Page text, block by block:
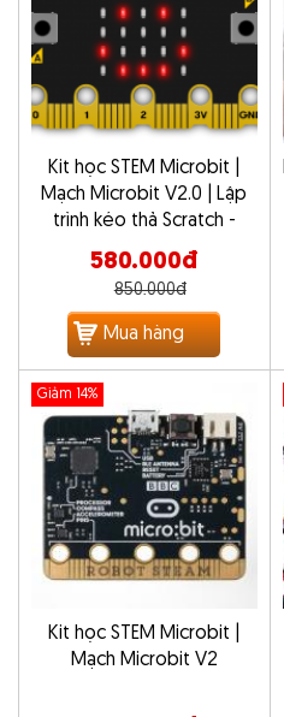
Kit học STEM Microbit |
Mạch Microbit V2.0 | Lập
trình kéo thả Scratch -
Python
580.000đ
850.000đ
Mua hàng
Kit học STEM Microbit |
Mạch Microbit V2
Giảm 14%